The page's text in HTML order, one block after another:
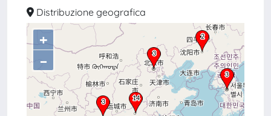
Distribuzione geografica
+
–